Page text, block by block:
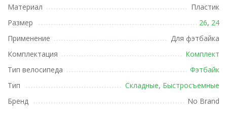
Материал
Пластик
Размер
26, 24
Применение
Для фэтбайка
Комплектация
Комплект
Тип велосипеда
Фэтбайк
Тип
Складные, Быстросъемные
Бренд
No Brand